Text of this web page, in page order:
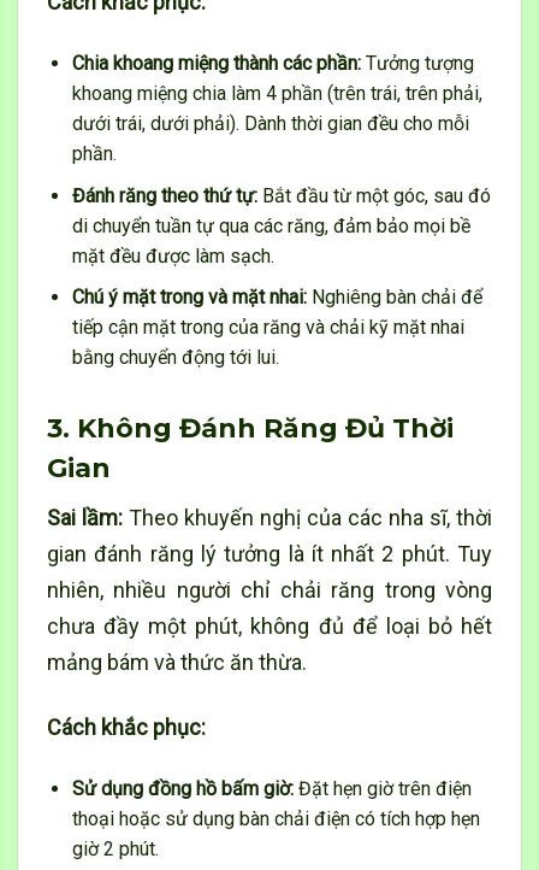
Chia khoang miệng thành các phần:Tưởng tượng
khoang miệng chia làm 4 phần (trên trái, trên phải,
dưới trái, dưới phải). Dành thời gian đều cho mỗi
phần.
Đánh răng theo thứ tự:Bắt đầu từ một góc, sau đó
di chuyển tuần tự qua các răng, đảm bảo mọi bề
mặt đều được làm sạch.
Chú ý mặt trong và mặt nhai:Nghiêng bàn chải để
tiếp cận mặt trong của răng và chải kỹ mặt nhai
bằng chuyển động tới lui.
3. Không Đánh Răng Đủ Thời
Gian
Sai lầm: Theo khuyến nghị của các nha sĩ, thời
gian đánh răng lý tưởng là ít nhất 2 phút. Tuy
nhiên, nhiều người chỉ chải răng trong vòng
chưa đầy một phút, không đủ để loại bỏ hết
mảng bám và thức ăn thừa.
Cách khắc phục:
Sử dụng đồng hồ bấm giờ:Đặt hẹn giờ trên điện
thoại hoặc sử dụng bàn chải điện có tích hợp hẹn
giờ 2 phút.